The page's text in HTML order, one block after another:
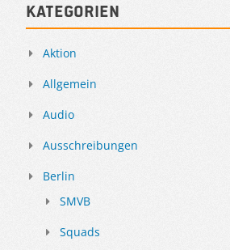
Kategorien
Aktion
Allgemein
Audio
Ausschreibungen
Berlin
SMVB
Squads